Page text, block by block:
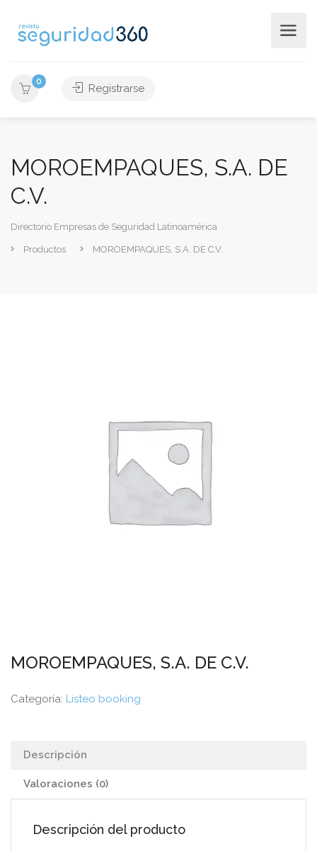
0
Registrarse
MOROEMPAQUES, S.A. DE
C.V.
Directorio Empresas de Seguridad Latinoamérica
Productos MOROEMPAQUES, S.A. DE C.V.
MOROEMPAQUES, S.A. DE C.V.
Categoría: Listeo booking
Descripción
Valoraciones (0)
Descripción del producto